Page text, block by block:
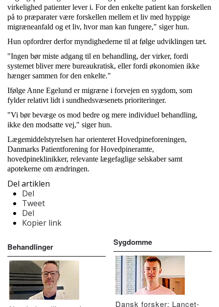
virkelighed patienter lever i. For den enkelte patient kan forskellen
på to præparater være forskellen mellem et liv med hyppige
migræneanfald og et liv, hvor man kan fungere," siger hun.
Hun opfordrer derfor myndighederne til at følge udviklingen tæt.
"Ingen bør miste adgang til en behandling, der virker, fordi
systemet bliver mere bureaukratisk, eller fordi økonomien ikke
hænger sammen for den enkelte."
Ifølge Anne Egelund er migræne i forvejen en sygdom, som
fylder relativt lidt i sundhedsvæsenets prioriteringer.
"Vi bør bevæge os mod bedre og mere individuel behandling,
ikke den modsatte vej," siger hun.
Lægemiddelstyrelsen har orienteret Hovedpineforeningen,
Danmarks Patientforening for Hovedpineramte,
hovedpineklinikker, relevante lægefaglige selskaber samt
apotekerne om ændringen.
Del artiklen
Del
Tweet
Del
Kopier link
Behandlinger Sygdomme
Dansk forsker: Lancet-